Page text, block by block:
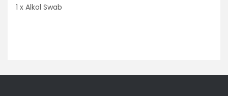
1 x Alkol Swab
konularda yetersiz gördüğünüz noktaları öneri formunu